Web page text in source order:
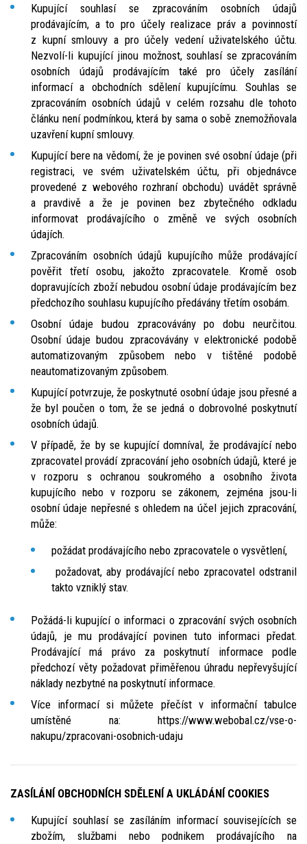
Kupující souhlasí se zpracováním osobních údajů
prodávajícím, a to pro účely realizace práv a povinností
z kupní smlouvy a pro účely vedení uživatelského účtu.
Nezvolí-li kupující jinou možnost, souhlasí se zpracováním
osobních údajů prodávajícím také pro účely zasílání
informací a obchodních sdělení kupujícímu. Souhlas se
zpracováním osobních údajů v celém rozsahu dle tohoto
článku není podmínkou, která by sama o sobě znemožňovala
uzavření kupní smlouvy.
Kupující bere na vědomí, že je povinen své osobní údaje (při
registraci, ve svém uživatelském účtu, při objednávce
provedené z webového rozhraní obchodu) uvádět správně
a pravdivě a že je povinen bez zbytečného odkladu
informovat prodávajícího o změně ve svých osobních
údajích.
Zpracováním osobních údajů kupujícího může prodávající
pověřit třetí osobu, jakožto zpracovatele. Kromě osob
dopravujících zboží nebudou osobní údaje prodávajícím bez
předchozího souhlasu kupujícího předávány třetím osobám.
Osobní údaje budou zpracovávány po dobu neurčitou.
Osobní údaje budou zpracovávány v elektronické podobě
automatizovaným způsobem nebo v tištěné podobě
neautomatizovaným způsobem.
Kupující potvrzuje, že poskytnuté osobní údaje jsou přesné a
že byl poučen o tom, že se jedná o dobrovolné poskytnutí
osobních údajů.
V případě, že by se kupující domníval, že prodávající nebo
zpracovatel provádí zpracování jeho osobních údajů, které je
v rozporu s ochranou soukromého a osobního života
kupujícího nebo v rozporu se zákonem, zejména jsou-li
osobní údaje nepřesné s ohledem na účel jejich zpracování,
může:
požádat prodávajícího nebo zpracovatele o vysvětlení,
požadovat, aby prodávající nebo zpracovatel odstranil
takto vzniklý stav.
Požádá-li kupující o informaci o zpracování svých osobních
údajů, je mu prodávající povinen tuto informaci předat.
Prodávající má právo za poskytnutí informace podle
předchozí věty požadovat přiměřenou úhradu nepřevyšující
náklady nezbytné na poskytnutí informace.
Více informací si můžete přečíst v informační tabulce
umístěné na: https://www.webobal.cz/vse-o-
nakupu/zpracovani-osobnich-udaju
ZASÍLÁNÍ OBCHODNÍCH SDĚLENÍ A UKLÁDÁNÍ COOKIES
Kupující souhlasí se zasíláním informací souvisejících se
zbožím, službami nebo podnikem prodávajícího na